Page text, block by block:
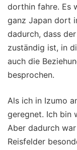
dorthin fahre. Es
ganz Japan dort
dadurch, dass
zuständig ist, in
auch die
besprochen.
Als ich in Izumo
geregnet. Ich bin
Aber dadurch
Reisfelder